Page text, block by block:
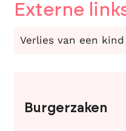
Externe
Verlies van een
Burgerzaken